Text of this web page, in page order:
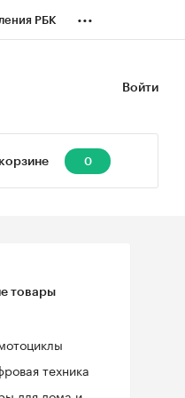
РБК ...
Войти
0
товары
техника